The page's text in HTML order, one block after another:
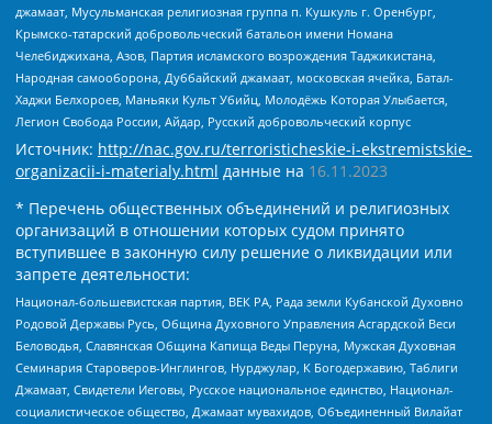
джамаат, Мусульманская религиозная группа п. Кушкуль г. Оренбург,
Крымско-татарский добровольческий батальон имени Номана
Челебиджихана, Азов, Партия исламского возрождения Таджикистана,
Народная самооборона, Дуббайский джамаат, московская ячейка, Батал-
Хаджи Белхороев, Маньяки Культ Убийц, Молодёжь Которая Улыбается,
Легион Свобода России, Айдар, Русский добровольческий корпус
Источник: http://nac.gov.ru/terroristicheskie-i-ekstremistskie-
organizacii-i-materialy.html данные на 16.11.2023
* Перечень общественных объединений и религиозных
организаций в отношении которых судом принято
вступившее в законную силу решение о ликвидации или
запрете деятельности:
Национал-большевистская партия, ВЕК РА, Рада земли Кубанской Духовно
Родовой Державы Русь, Община Духовного Управления Асгардской Веси
Беловодья, Славянская Община Капища Веды Перуна, Мужская Духовная
Семинария Староверов-Инглингов, Нурджулар, К Богодержавию, Таблиги
Джамаат, Свидетели Иеговы, Русское национальное единство, Национал-
социалистическое общество, Джамаат мувахидов, Объединенный Вилайат